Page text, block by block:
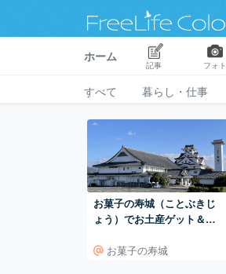
ホーム
記事 フォト
すべて 暮らし・仕事
お菓子の寿城（ことぶきじ
ょう）でお土産ゲット＆す
くりお菓子の寿城